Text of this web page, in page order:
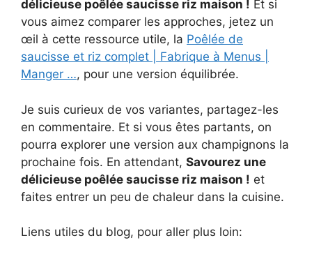
délicieuse poêlée saucisse riz maison ! Et si
vous aimez comparer les approches, jetez un
œil à cette ressource utile, la Poêlée de
saucisse et riz complet | Fabrique à Menus |
Manger …, pour une version équilibrée.
Je suis curieux de vos variantes, partagez-les
en commentaire. Et si vous êtes partants, on
pourra explorer une version aux champignons la
prochaine fois. En attendant, Savourez une
délicieuse poêlée saucisse riz maison ! et
faites entrer un peu de chaleur dans la cuisine.
Liens utiles du blog, pour aller plus loin: